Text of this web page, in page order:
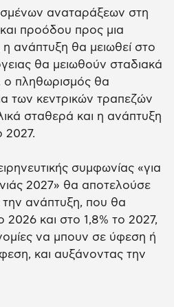
αναταράξεων στη
προόδου προς μια
η ανάπτυξη θα μειωθεί στο
θα μειωθούν σταδιακά
ο πληθωρισμός θα
των κεντρικών τραπεζών
σταθερά και η ανάπτυξη
2027.
συμφωνίας «για
2027» θα αποτελούσε
ανάπτυξη, που θα
2026 και στο 1,8% το 2027,
να μπουν σε ύφεση ή
και αυξάνοντας την